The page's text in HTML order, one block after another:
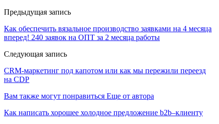
Предыдущая запись
Как обеспечить вязальное производство заявками на 4 месяца
вперед! 240 заявок на ОПТ за 2 месяца работы
Следующая запись
CRM-маркетинг под капотом или как мы пережили переезд
на CDP
Вам также могут понравиться Еще от автора
Как написать хорошее холодное предложение b2b–клиенту